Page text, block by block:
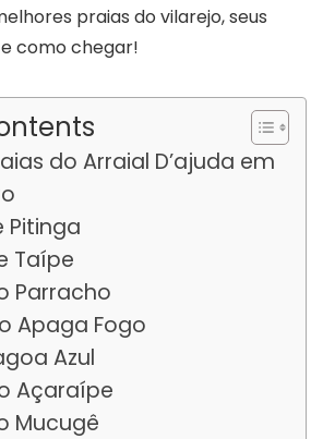
praias do vilarejo, seus
como chegar!
do Arraial D’ajuda em
Pitinga
Taípe
Parracho
Apaga Fogo
Azul
Açaraípe
Mucugê